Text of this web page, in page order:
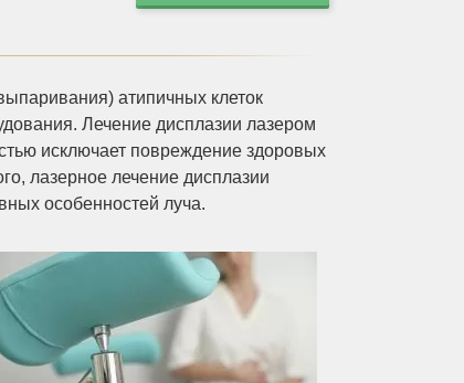
атипичных клеток
Лечение дисплазии лазером
исключает повреждение здоровых
лазерное лечение дисплазии
особенностей луча.